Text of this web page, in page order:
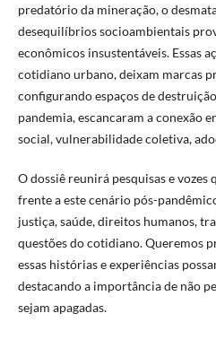
predatório da mineração, o
desequilíbrios socioambientais
econômicos insustentáveis. Essas
cotidiano urbano, deixam marcas
configurando espaços de
pandemia, escancaram a conexão
social, vulnerabilidade coletiva,
O dossiê reunirá pesquisas e vozes
frente a este cenário pós-
justiça, saúde, direitos humanos,
questões do cotidiano. Queremos
essas histórias e experiências
destacando a importância de não
sejam apagadas.